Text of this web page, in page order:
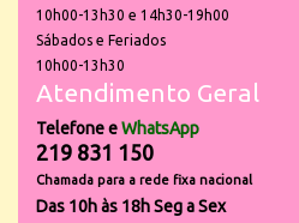
10h00-13h30 e 14h30-19h00
Sábados e Feriados
10h00-13h30
Atendimento Geral
Telefone eWhatsApp
219 831 150
Chamada para a rede fixa nacional
Das 10h às 18h Seg a Sex